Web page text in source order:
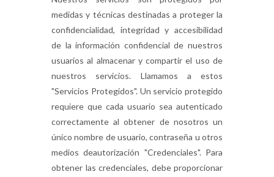
medidas y técnicas destinadas a proteger la
confidencialidad, integridad y accesibilidad
de la información confidencial de nuestros
usuarios al almacenar y compartir el uso de
nuestros servicios. Llamamos a estos
"Servicios Protegidos". Un servicio protegido
requiere que cada usuario sea autenticado
correctamente al obtener de nosotros un
único nombre de usuario, contraseña u otros
medios deautorización "Credenciales". Para
obtener las credenciales, debe proporcionar